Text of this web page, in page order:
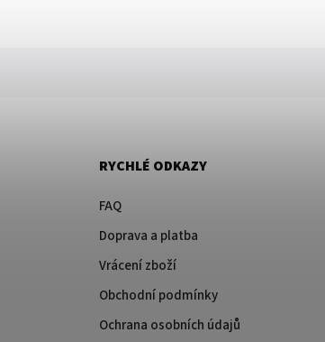
RYCHLÉ ODKAZY
FAQ
Doprava a platba
Vrácení zboží
Obchodní podmínky
Ochrana osobních údajů